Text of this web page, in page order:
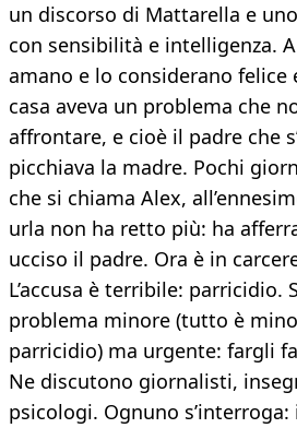
un discorso di Mattarella e
con sensibilità e intelligenza.
amano e lo considerano felice
casa aveva un problema che
affrontare, e cioè il padre che
picchiava la madre. Pochi
che si chiama Alex,
urla non ha retto più: ha
ucciso il padre. Ora è in
L’accusa è terribile: parricidio.
problema minore (tutto è
parricidio) ma urgente: fargli
Ne discutono giornalisti,
psicologi. Ognuno